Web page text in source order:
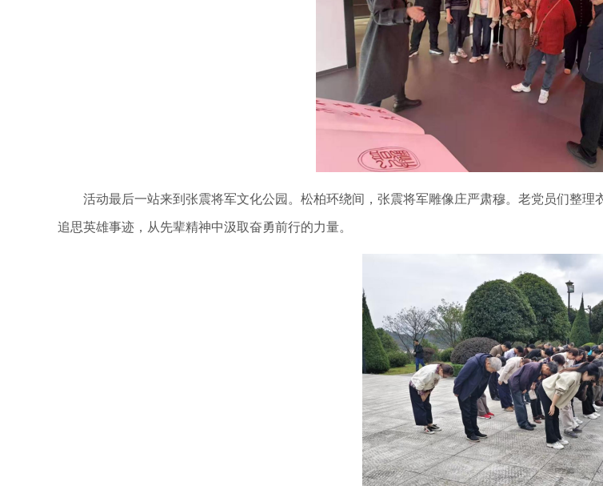
活动最后一站来到张震将军文化公园。松柏环绕间，张震将军雕像庄严肃穆。老党员们整理
追思英雄事迹，从先辈精神中汲取奋勇前行的力量。